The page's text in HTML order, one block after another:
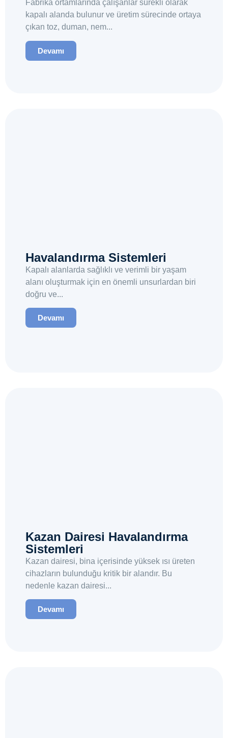
Fabrika ortamlarında çalışanlar sürekli olarak
kapalı alanda bulunur ve üretim sürecinde ortaya
çıkan toz, duman, nem...
Devamı
Havalandırma Sistemleri
Kapalı alanlarda sağlıklı ve verimli bir yaşam
alanı oluşturmak için en önemli unsurlardan biri
doğru ve...
Devamı
Kazan Dairesi Havalandırma
Sistemleri
Kazan dairesi, bina içerisinde yüksek ısı üreten
cihazların bulunduğu kritik bir alandır. Bu
nedenle kazan dairesi...
Devamı